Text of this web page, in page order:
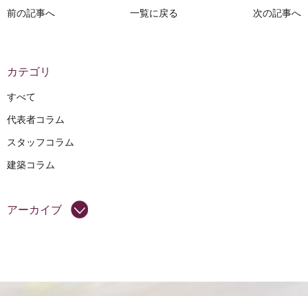
前の記事へ 一覧に戻る 次の記事へ
カテゴリ
すべて
代表者コラム
スタッフコラム
建築コラム
アーカイブ